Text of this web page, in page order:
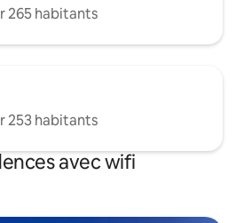
265 habitants
253 habitants
avec wifi